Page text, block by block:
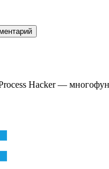
Hacker —